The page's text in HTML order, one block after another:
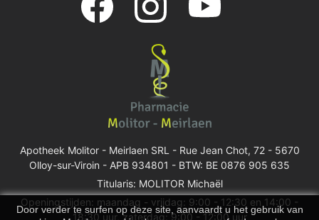
Door verder te surfen op deze site, aanvaardt u het gebruik van
Apotheek Molitor - Meirlaen SRL - Rue Jean Chot, 72 - 5670
Olloy-sur-Viroin - APB 934801 - BTW: BE 0876 905 635
Titularis: MOLITOR Michaël
Openingstijden: maandag - vrijdag: 9:00 - 12:30 en 14:00 -
18:30 uur, zaterdag: 9:00 - 12:00 uur